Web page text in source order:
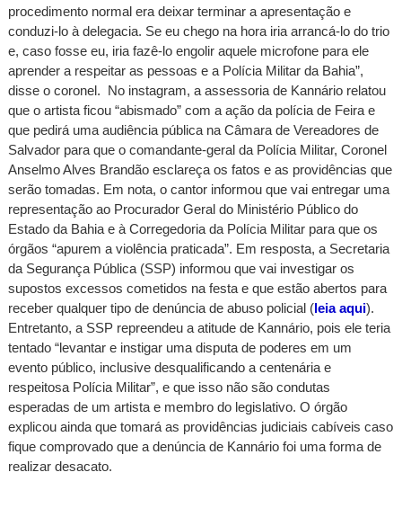
procedimento normal era deixar terminar a apresentação e
conduzi-lo à delegacia. Se eu chego na hora iria arrancá-lo do trio
e, caso fosse eu, iria fazê-lo engolir aquele microfone para ele
aprender a respeitar as pessoas e a Polícia Militar da Bahia”,
disse o coronel. No instagram, a assessoria de Kannário relatou
que o artista ficou “abismado” com a ação da polícia de Feira e
que pedirá uma audiência pública na Câmara de Vereadores de
Salvador para que o comandante-geral da Polícia Militar, Coronel
Anselmo Alves Brandão esclareça os fatos e as providências que
serão tomadas. Em nota, o cantor informou que vai entregar uma
representação ao Procurador Geral do Ministério Público do
Estado da Bahia e à Corregedoria da Polícia Militar para que os
órgãos “apurem a violência praticada”. Em resposta, a Secretaria
da Segurança Pública (SSP) informou que vai investigar os
supostos excessos cometidos na festa e que estão abertos para
receber qualquer tipo de denúncia de abuso policial (leia aqui).
Entretanto, a SSP repreendeu a atitude de Kannário, pois ele teria
tentado “levantar e instigar uma disputa de poderes em um
evento público, inclusive desqualificando a centenária e
respeitosa Polícia Militar”, e que isso não são condutas
esperadas de um artista e membro do legislativo. O órgão
explicou ainda que tomará as providências judiciais cabíveis caso
fique comprovado que a denúncia de Kannário foi uma forma de
realizar desacato.